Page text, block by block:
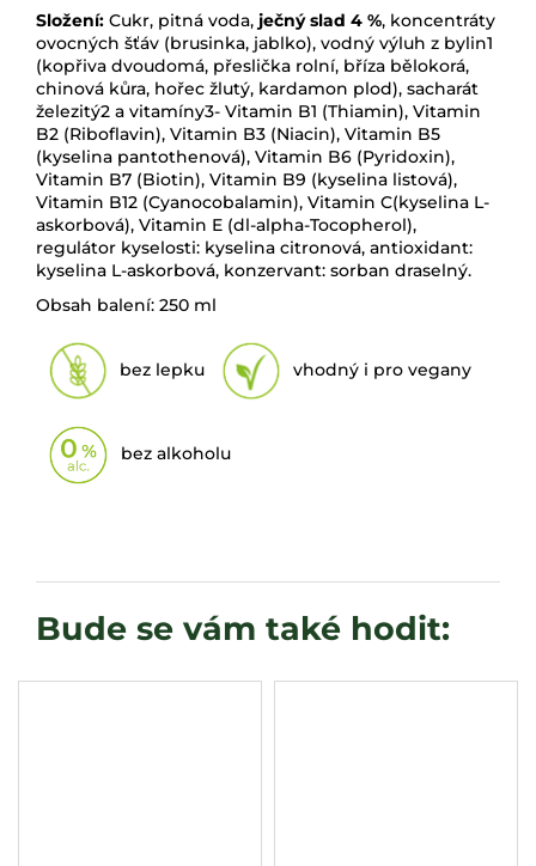
Složení: Cukr, pitná voda, ječný slad 4 %, koncentráty
ovocných šťáv (brusinka, jablko), vodný výluh z bylin1
(kopřiva dvoudomá, přeslička rolní, bříza bělokorá,
chinová kůra, hořec žlutý, kardamon plod), sacharát
železitý2 a vitamíny3- Vitamin B1 (Thiamin), Vitamin
B2 (Riboflavin), Vitamin B3 (Niacin), Vitamin B5
(kyselina pantothenová), Vitamin B6 (Pyridoxin),
Vitamin B7 (Biotin), Vitamin B9 (kyselina listová),
Vitamin B12 (Cyanocobalamin), Vitamin C(kyselina L-
askorbová), Vitamin E (dl-alpha-Tocopherol),
regulátor kyselosti: kyselina citronová, antioxidant:
kyselina L-askorbová, konzervant: sorban draselný.
Obsah balení: 250 ml
bez lepku vhodný i pro vegany
bez alkoholu